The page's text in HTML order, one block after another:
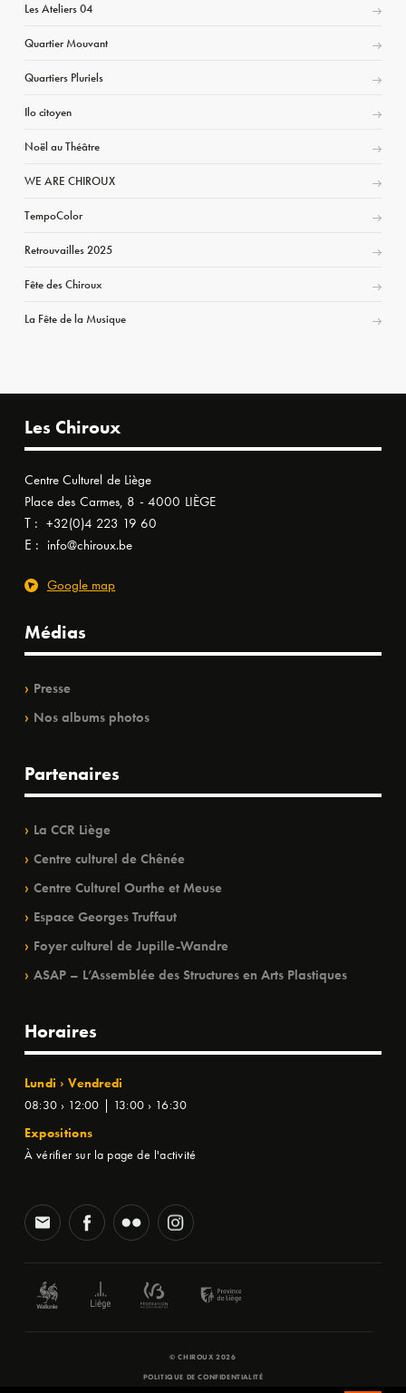
Les Ateliers 04
Quartier Mouvant
Quartiers Pluriels
Ilo citoyen
Noël au Théâtre
WE ARE CHIROUX
TempoColor
Retrouvailles 2025
Fête des Chiroux
La Fête de la Musique
Les Chiroux
Centre Culturel de Liège
Place des Carmes, 8 - 4000 LIÈGE
T : +32(0)4 223 19 60
E : info@chiroux.be
Google map
Médias
Presse
Nos albums photos
Partenaires
La CCR Liège
Centre culturel de Chênée
Centre Culturel Ourthe et Meuse
Espace Georges Truffaut
Foyer culturel de Jupille-Wandre
ASAP – L’Assemblée des Structures en Arts Plastiques
Horaires
Lundi › Vendredi
08:30 › 12:00 | 13:00 › 16:30
Expositions
À vérifier sur la page de l'activité
© CHIROUX 2026
POLITIQUE DE CONFIDENTIALITÉ